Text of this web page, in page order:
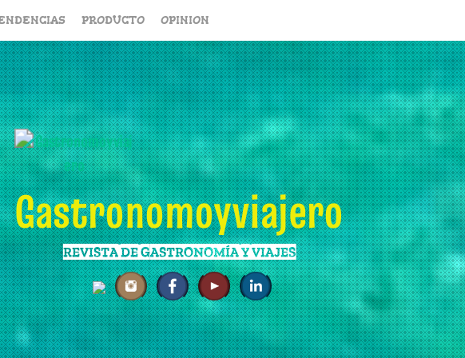
PRODUCTO OPINION
Gastronomoyviajero
REVISTA DE GASTRONOMÍA Y VIAJES